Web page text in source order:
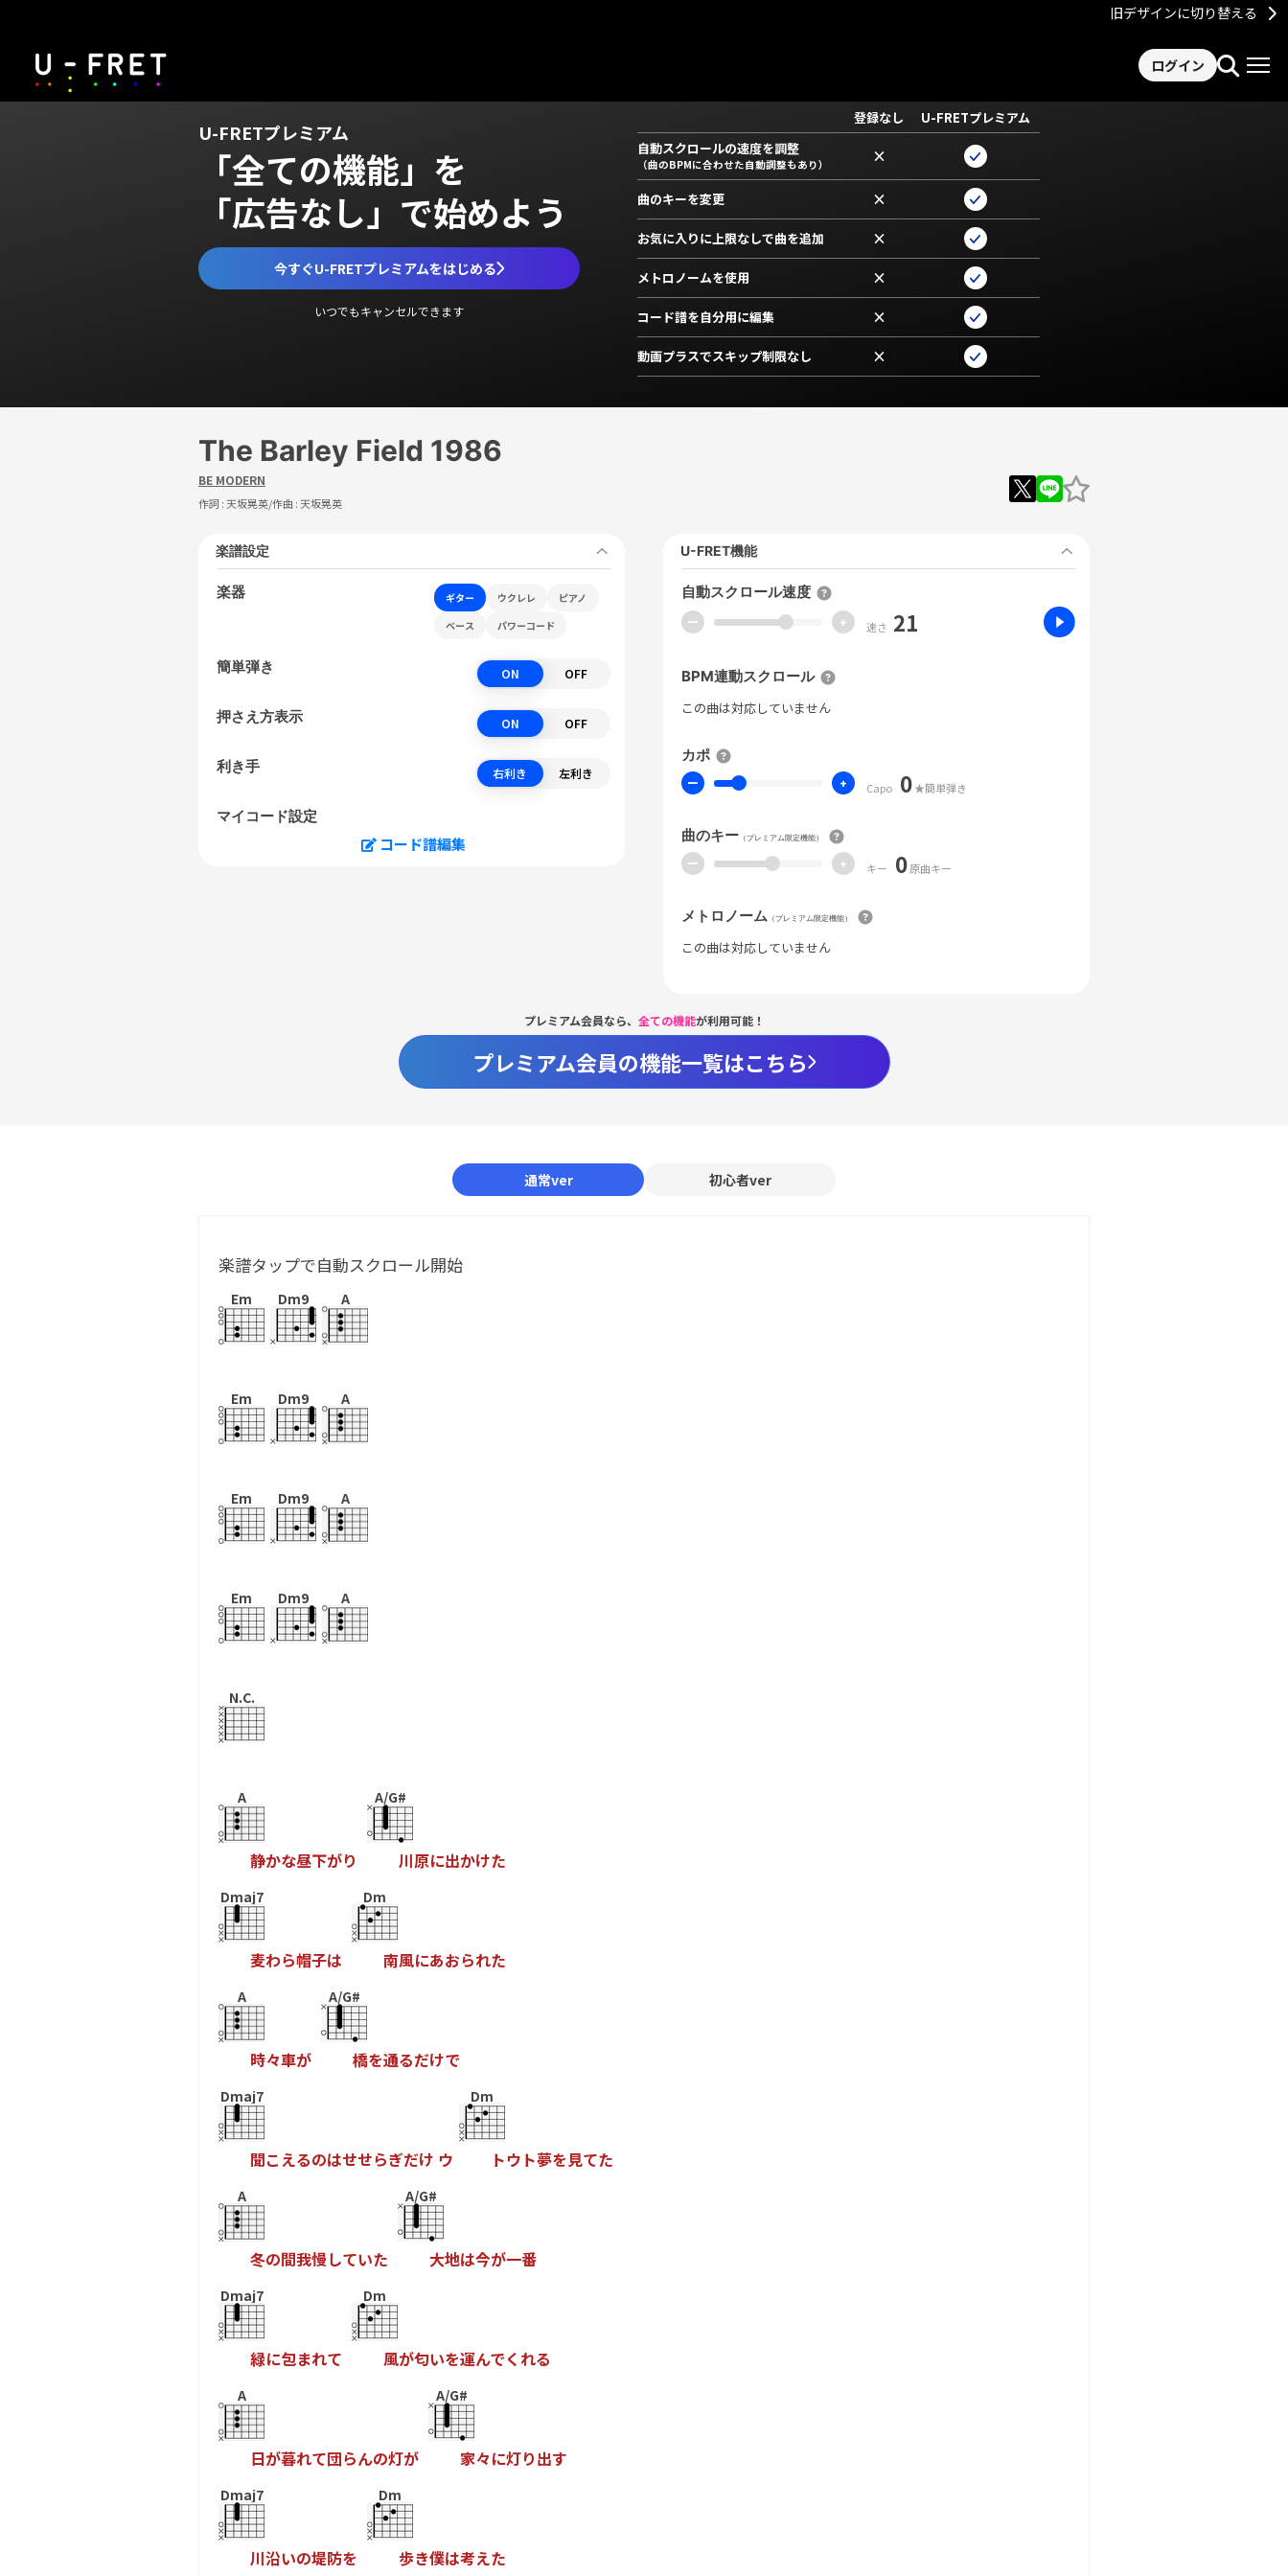
旧デザインに切り替える
ログイン
U-FRETプレミアム
「全ての機能」を
「広告なし」で始めよう
今すぐU-FRETプレミアムをはじめる
いつでもキャンセルできます
登録なし
U-FRETプレミアム
自動スクロールの速度を調整
（曲のBPMに合わせた自動調整もあり） ×
曲のキーを変更 ×
お気に入りに上限なしで曲を追加 ×
メトロノームを使用 ×
コード譜を自分用に編集 ×
動画プラスでスキップ制限なし ×
The Barley Field 1986
BE MODERN
作詞 :天坂晃英/作曲 :天坂晃英
楽譜設定
楽器 ギター ウクレレ
ピアノ
ベース
パワーコード
簡単弾き ON OFF
押さえ方表示 ON OFF
利き手 右利き 左利き
マイコード設定
コード譜編集
U-FRET機能
自動スクロール速度
ー + 速さ 21
BPM連動スクロール
この曲は対応していません
カポ
ー + Capo 0★簡単弾き
曲のキー （プレミアム限定機能）
ー + キー 0原曲キー
メトロノーム （プレミアム限定機能）
この曲は対応していません
プレミアム会員なら、 全ての機能が利用可能！
プレミアム会員の機能一覧はこちら
通常ver 初心者ver
楽譜タップで自動スクロール開始
Em Dm9 A
Em Dm9 A
Em Dm9 A
Em Dm9 A
N.C.
A
静かな昼下がり
A/G#
川原に出かけた
Dmaj7
麦わら帽子は
Dm
南風にあおられた
A
時々車が
A/G#
橋を通るだけで
Dmaj7
聞こえるのはせせらぎだけ ウ
Dm
トウ ト夢を見てた
A
冬の間我慢していた
A/G#
大地は今が一番
Dmaj7
緑に包まれて
Dm
風が匂いを運んでく れる
A
日が暮れて団らんの灯が
A/G#
家々に灯り出す
Dmaj7
川沿いの堤防を
Dm
歩き僕は考えた